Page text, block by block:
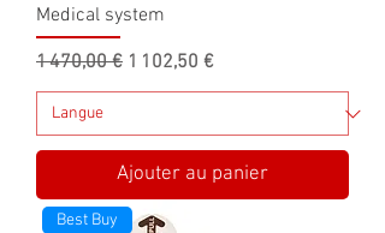
Medical system
Prix original
1 470,00 € Prix promotionnel
1 102,50 €
Ajouter au panier
Best Buy